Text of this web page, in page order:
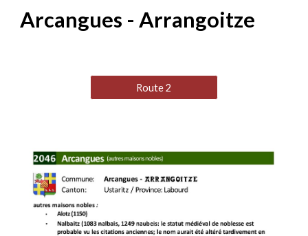
Arcangues - Arrangoitze
Route 2